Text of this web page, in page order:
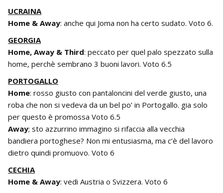
UCRAINA
Home & Away: anche qui Joma non ha certo sudato. Voto 6.
GEORGIA
Home, Away & Third: peccato per quel palo spezzato sulla
home, perchè sembrano 3 buoni lavori. Voto 6.5
PORTOGALLO
Home: rosso giusto con pantaloncini del verde giusto, una
roba che non si vedeva da un bel po’ in Portogallo. gia solo
per questo è promossa Voto 6.5
Away; sto azzurrino immagino si rifaccia alla vecchia
bandiera portoghese? Non mi entusiasma, ma c’è del lavoro
dietro quindi promuovo. Voto 6
CECHIA
Home & Away: vedi Austria o Svizzera. Voto 6